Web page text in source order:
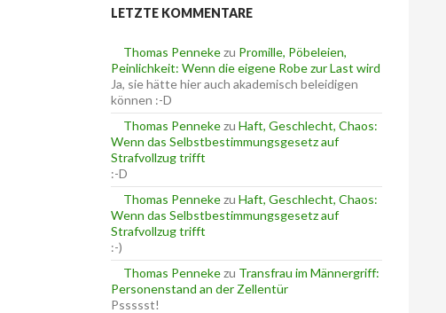
n
n
c
h
:
LETZTE KOMMENTARE
Thomas Pennekezu Promille, Pöbeleien,
Peinlichkeit: Wenn die eigene Robe zur Last wird
Ja, sie hätte hier auch akademisch beleidigen
können :-D
Thomas Pennekezu Haft, Geschlecht, Chaos:
Wenn das Selbstbestimmungsgesetz auf
Strafvollzug trifft
:-D
Thomas Pennekezu Haft, Geschlecht, Chaos:
Wenn das Selbstbestimmungsgesetz auf
Strafvollzug trifft
:-)
Thomas Pennekezu Transfrau im Männergriff:
Personenstand an der Zellentür
Pssssst!